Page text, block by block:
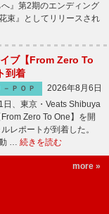
』第2期のエンディング
束』としてリリースされ
ブ【From Zero To
到着
－ＰＯＰ
2026年8月6日
、東京・Veats Shibuya
Zero To One】を開
レポートが到着した。
… 続きを読む
more »